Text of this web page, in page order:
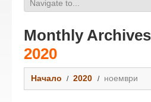
Monthly
2020
Начало 2020 ноември